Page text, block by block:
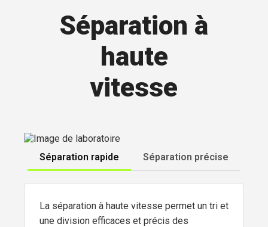
Séparation à
haute
vitesse
Séparation rapide Séparation précise
La séparation à haute vitesse permet un tri et
une division efficaces et précis des